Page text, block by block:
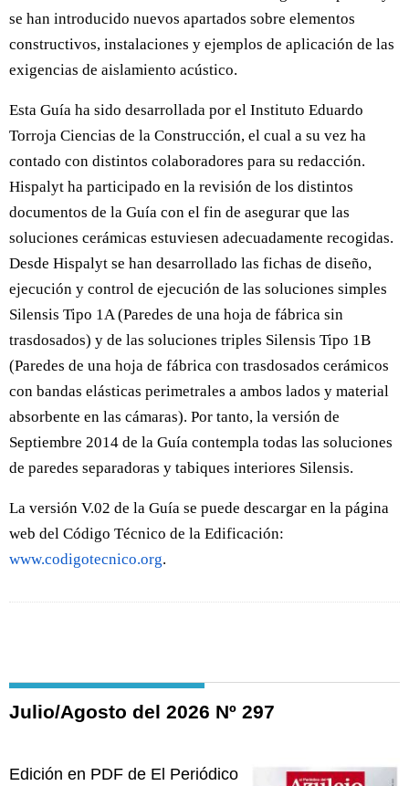
se han introducido nuevos apartados sobre elementos
constructivos, instalaciones y ejemplos de aplicación de las
exigencias de aislamiento acústico.
Esta Guía ha sido desarrollada por el Instituto Eduardo
Torroja Ciencias de la Construcción, el cual a su vez ha
contado con distintos colaboradores para su redacción.
Hispalyt ha participado en la revisión de los distintos
documentos de la Guía con el fin de asegurar que las
soluciones cerámicas estuviesen adecuadamente recogidas.
Desde Hispalyt se han desarrollado las fichas de diseño,
ejecución y control de ejecución de las soluciones simples
Silensis Tipo 1A (Paredes de una hoja de fábrica sin
trasdosados) y de las soluciones triples Silensis Tipo 1B
(Paredes de una hoja de fábrica con trasdosados cerámicos
con bandas elásticas perimetrales a ambos lados y material
absorbente en las cámaras). Por tanto, la versión de
Septiembre 2014 de la Guía contempla todas las soluciones
de paredes separadoras y tabiques interiores Silensis.
La versión V.02 de la Guía se puede descargar en la página
web del Código Técnico de la Edificación:
www.codigotecnico.org.
Julio/Agosto del 2026 Nº 297
Edición en PDF de El Periódico